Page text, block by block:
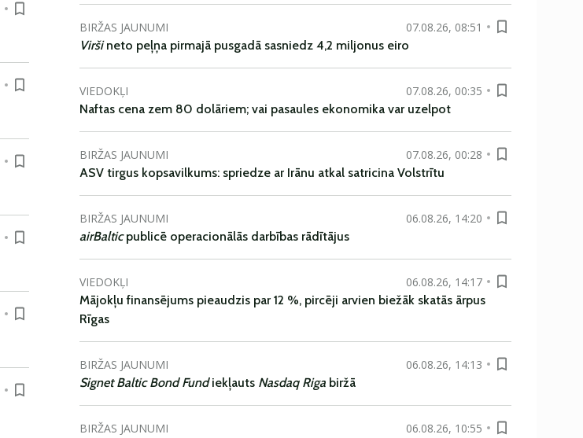
BIRŽAS JAUNUMI
07.08.26, 08:51
Viršineto peļņa pirmajā pusgadā sasniedz 4,2 miljonus eiro
VIEDOKĻI
07.08.26, 00:35
Naftas cena zem 80 dolāriem; vai pasaules ekonomika var uzelpot
BIRŽAS JAUNUMI
07.08.26, 00:28
ASV tirgus kopsavilkums: spriedze ar Irānu atkal satricina Volstrītu
BIRŽAS JAUNUMI
06.08.26, 14:20
airBalticpublicē operacionālās darbības rādītājus
VIEDOKĻI
06.08.26, 14:17
Mājokļu finansējums pieaudzis par 12 %, pircēji arvien biežāk skatās ārpus
Rīgas
BIRŽAS JAUNUMI
06.08.26, 14:13
Signet Baltic Bond Fundiekļauts Nasdaq Riga biržā
BIRŽAS JAUNUMI
06.08.26, 10:55